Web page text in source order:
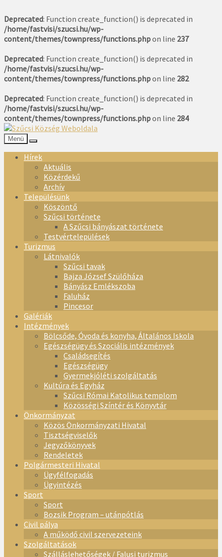
Deprecated: Function create_function() is deprecated in
/home/fastvisi/szucsi.hu/wp-
content/themes/townpress/functions.phpon line 237
Deprecated: Function create_function() is deprecated in
/home/fastvisi/szucsi.hu/wp-
content/themes/townpress/functions.phpon line 282
Deprecated: Function create_function() is deprecated in
/home/fastvisi/szucsi.hu/wp-
content/themes/townpress/functions.phpon line 284
Menü
Hírek
Aktuális
Közérdekű
Archív
Településünk
Köszöntő
Szűcsi története
A Szűcsi bányászat története
Testvértelepülések
Turizmus
Látnivalók
Szűcsi tavak
Bajza József Szülőháza
Bányász Emlékszoba
Faluház
Pincesor
Galériák
Intézmények
Bölcsőde, Óvoda és konyha, Általános Iskola
Egészségügy és Szociális intézmények
Családsegítés
Egészségügy
Gyermekjóléti szolgáltatás
Kultúra és Egyház
Szűcsi Római Katolikus templom
Közösségi Színtér és Könyvtár
Önkormányzat
Közös Önkormányzati Hivatal
Tisztségviselők
Jegyzőkönyvek
Rendeletek
Polgármesteri Hivatal
Ügyfélfogadás
Ügyintézés
Sport
Sport
Bozsik Program – utánpótlás
Civil pálya
A működő civil szervezeteink
Szolgáltatások
Szálláslehetőségek / Falusi turizmus